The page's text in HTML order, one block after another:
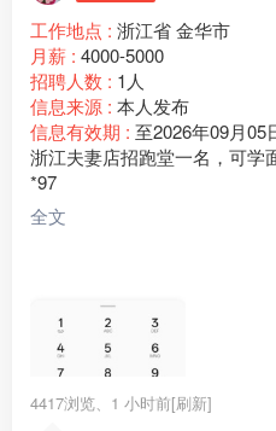
工作地点 : 浙江省 金华市
月薪 : 4000-5000
招聘人数 : 1人
信息来源 : 本人发布
信息有效期 : 至2026年09月05
浙江夫妻店招跑堂一名，可学
*97
全文
4417浏览、 1 小时前[刷新]